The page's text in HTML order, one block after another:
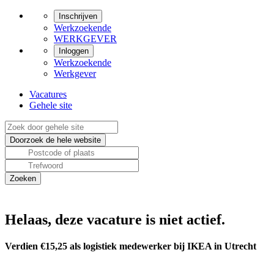
Inschrijven
Werkzoekende
WERKGEVER
Inloggen
Werkzoekende
Werkgever
Vacatures
Gehele site
Helaas, deze vacature is niet actief.
Verdien €15,25 als logistiek medewerker bij IKEA in Utrecht